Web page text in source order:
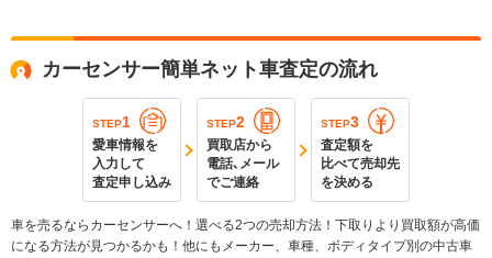
カーセンサー簡単ネット車査定の流れ
STEP1
愛車情報を
入力して
査定申し込み
STEP2
買取店から
電話､メール
でご連絡
STEP3
査定額を
比べて売却先
を決める
車を売るならカーセンサーへ！選べる2つの売却方法！下取りより買取額が高価
になる方法が見つかるかも！他にもメーカー、車種、ボディタイプ別の中古車